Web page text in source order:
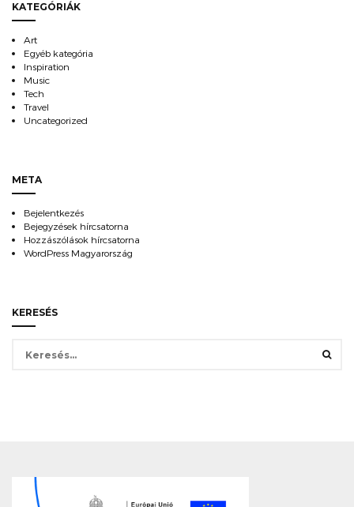
KATEGÓRIÁK
Art
Egyéb kategória
Inspiration
Music
Tech
Travel
Uncategorized
META
Bejelentkezés
Bejegyzések hírcsatorna
Hozzászólások hírcsatorna
WordPress Magyarország
KERESÉS